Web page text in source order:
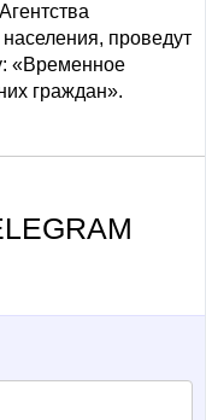
проведут
«Временное
граждан».